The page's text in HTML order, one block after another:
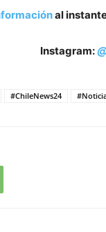
al
Instagram:
#ChileNews24